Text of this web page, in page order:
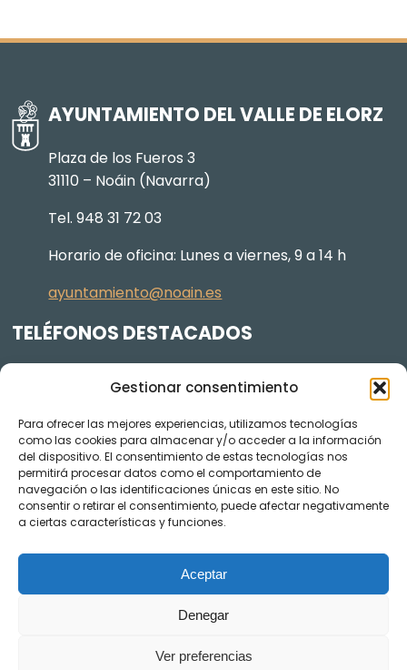
Gestionar consentimiento
Para ofrecer las mejores experiencias, utilizamos tecnologías
como las cookies para almacenar y/o acceder a la información
del dispositivo. El consentimiento de estas tecnologías nos
permitirá procesar datos como el comportamiento de
navegación o las identificaciones únicas en este sitio. No
consentir o retirar el consentimiento, puede afectar negativamente
a ciertas características y funciones.
Aceptar
Denegar
Ver preferencias
AYUNTAMIENTO DEL VALLE DE ELORZ
Plaza de los Fueros 3
31110 – Noáin (Navarra)
Tel. 948 31 72 03
Horario de oficina: Lunes a viernes, 9 a 14 h
ayuntamiento@noain.es
TELÉFONOS DESTACADOS
605 834 045
948 368 156
Jardinería y Agenda Local 2030
948 074 848
TRANSPARENCIA
Videos de los plenos en YouTube